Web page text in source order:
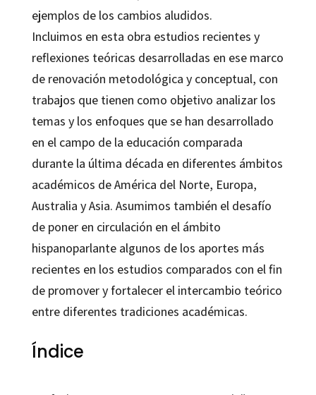
ejemplos de los cambios aludidos.
Incluimos en esta obra estudios recientes y
reflexiones teóricas desarrolladas en ese marco
de renovación metodológica y conceptual, con
trabajos que tienen como objetivo analizar los
temas y los enfoques que se han desarrollado
en el campo de la educación comparada
durante la última década en diferentes ámbitos
académicos de América del Norte, Europa,
Australia y Asia. Asumimos también el desafío
de poner en circulación en el ámbito
hispanoparlante algunos de los aportes más
recientes en los estudios comparados con el fin
de promover y fortalecer el intercambio teórico
entre diferentes tradiciones académicas.
Índice